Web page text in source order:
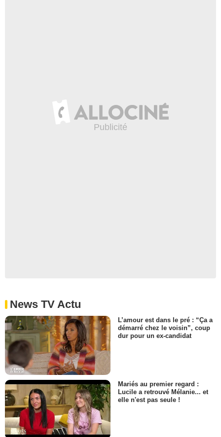
News TV Actu
L’amour est dans le pré : “Ça a
démarré chez le voisin”, coup
dur pour un ex-candidat
Mariés au premier regard :
Lucile a retrouvé Mélanie... et
elle n'est pas seule !